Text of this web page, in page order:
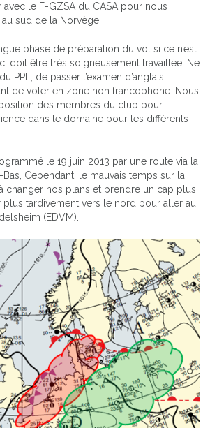
avec le F-GZSA du CASA pour nous
sud de la Norvège.
phase de préparation du vol si ce n’est
doit être très soigneusement travaillée. Ne
PPL, de passer l’examen d’anglais
de voler en zone non francophone. Nous
des membres du club pour
dans le domaine pour les différents
le 19 juin 2013 par une route via la
Cependant, le mauvais temps sur la
changer nos plans et prendre un cap plus
plus tardivement vers le nord pour aller au
(EDVM).